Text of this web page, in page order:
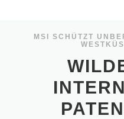
MSI SCHÜTZT